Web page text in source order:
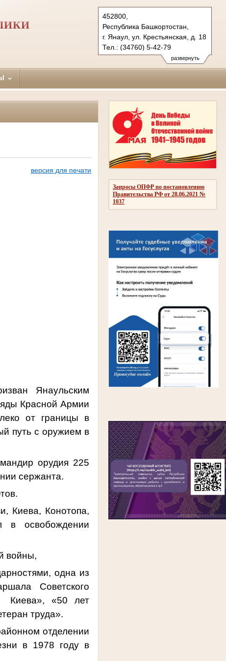
развернуть
452800,
Республика Башкортостан,
г. Янаул, ул. Крестьянская, д. 18
Тел.: (34760) 5-42-79
yanaulsky.bkr@sudrf.ru
Запросы ОПФР по постановлению
Правительства РФ от 28.06.2021 №
1037
версия для печати
Янаульским
Красной Армии
от границы в
путь с оружием в
орудия 225
сержанта.
Киева, Конотопа,
в освобождении
войны,
одна из
Советского
Киева», «50 лет
труда».
отделении
в 1978 году в